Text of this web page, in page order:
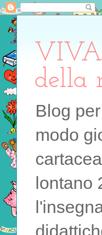
della
Blog
modo
lontano